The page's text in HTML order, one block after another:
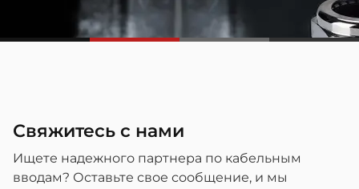
Свяжитесь с нами
Ищете надежного партнера по кабельным
вводам? Оставьте свое сообщение, и мы